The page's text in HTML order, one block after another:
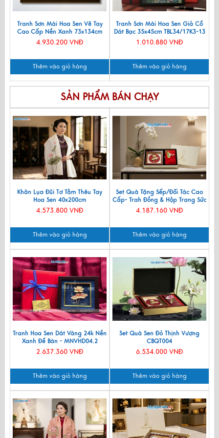
Tranh Sơn Mài Hoa Sen Vẽ Tay
Cao Cấp Nền Xanh 73x134cm
TSM60120K-HSNX
4.930.200 VNĐ
Thêm vào giỏ hàng
Tranh Sơn Mài Hoa Sen Giả Cổ
Dát Bạc 35x45cm TBL34/17K3-13
1.010.880 VNĐ
Thêm vào giỏ hàng
SẢN PHẨM BÁN CHẠY
Khăn Lụa Đũi Tơ Tằm Thêu Tay
Hoa Sen 40x200cm
KLNC40200/10
4.573.800 VNĐ
Thêm vào giỏ hàng
Set Quà Tặng Sếp/Đối Tác Cao
Cấp- Trah Đồng & Hộp Trang Sức
Sơn Mài CBQT004
4.187.160 VNĐ
Thêm vào giỏ hàng
Tranh Hoa Sen Dát Vàng 24k Nền
Xanh Để Bàn - MNVHD04.2
2.637.360 VNĐ
Thêm vào giỏ hàng
Set Quà Sen Đỏ Thịnh Vượng
CBQT004
6.534.000 VNĐ
Thêm vào giỏ hàng